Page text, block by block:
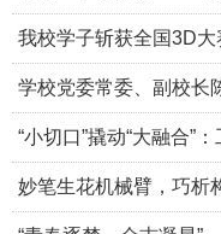
研究项目立项
我校学子斩获全国3D
历史性突破
学校党委常委、副校长
全检查
“小切口”撬动“大融合”
合型人才培养新篇章
妙笔生花机械臂，巧